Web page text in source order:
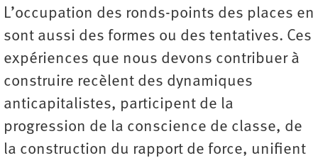
L’occupation des ronds-points des places en
sont aussi des formes ou des tentatives. Ces
expériences que nous devons contribuer à
construire recèlent des dynamiques
anticapitalistes, participent de la
progression de la conscience de classe, de
la construction du rapport de force, unifient